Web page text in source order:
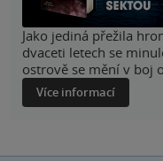
Jako jediná přežila
dvaceti letech se
ostrově se mění v boj
Více informací